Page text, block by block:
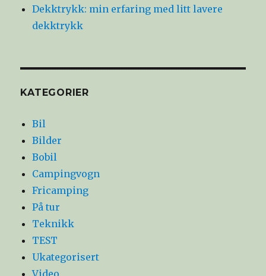
Dekktrykk: min erfaring med litt lavere
dekktrykk
KATEGORIER
Bil
Bilder
Bobil
Campingvogn
Fricamping
På tur
Teknikk
TEST
Ukategorisert